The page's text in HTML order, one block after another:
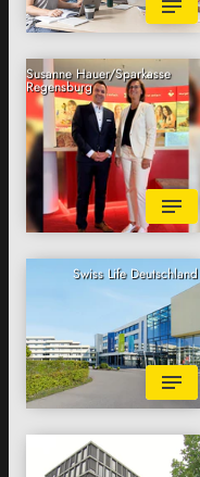
Susanne Hauer/Sparkasse
Regensburg
Swiss Life Deutschland